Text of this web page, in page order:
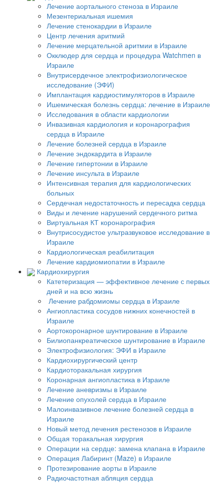
Лечение аортального стеноза в Израиле
Мезентериальная ишемия
Лечение стенокардии в Израиле
Центр лечения аритмий
Лечение мерцательной аритмии в Израиле
Окклюдер для сердца и процедура Watchmen в
Израиле
Внутрисердечное электрофизиологическое
исследование (ЭФИ)
Имплантация кардиостимуляторов в Израиле
Ишемическая болезнь сердца: лечение в Израиле
Исследования в области кардиологии
Инвазивная кардиология и коронарография
сердца в Израиле
Лечение болезней сердца в Израиле
Лечение эндокардита в Израиле
Лечение гипертонии в Израиле
Лечение инсульта в Израиле
Интенсивная терапия для кардиологических
больных
Сердечная недостаточность и пересадка сердца
Виды и лечение нарушений сердечного ритма
Виртуальная КТ коронарография
Внутрисосудистое ультразвуковое исследование в
Израиле
Кардиологическая реабилитация
Лечение кардиомиопатии в Израиле
Кардиохирургия
Катетеризация — эффективное лечение с первых
дней и на всю жизнь
Лечение рабдомиомы сердца в Израиле
Ангиопластика сосудов нижних конечностей в
Израиле
Аортокоронарное шунтирование в Израиле
Билиопанкреатическое шунтирование в Израиле
Электрофизиология: ЭФИ в Израиле
Кардиохирургический центр
Кардиоторакальная хирургия
Коронарная ангиопластика в Израиле
Лечение аневризмы в Израиле
Лечение опухолей сердца в Израиле
Малоинвазивное лечение болезней сердца в
Израиле
Новый метод лечения рестенозов в Израиле
Общая торакальная хирургия
Операции на сердце: замена клапана в Израиле
Операция Лабиринт (Maze) в Израиле
Протезирование аорты в Израиле
Радиочастотная абляция сердца